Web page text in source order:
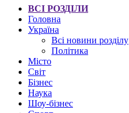
ВСІ РОЗДІЛИ
Головна
Україна
Всі новини розділу
Політика
Місто
Світ
Бізнес
Наука
Шоу-бізнес